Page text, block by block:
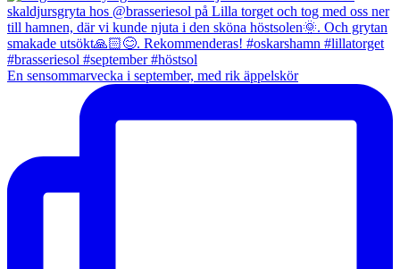
En sensommarvecka i september, med rik äppelskör